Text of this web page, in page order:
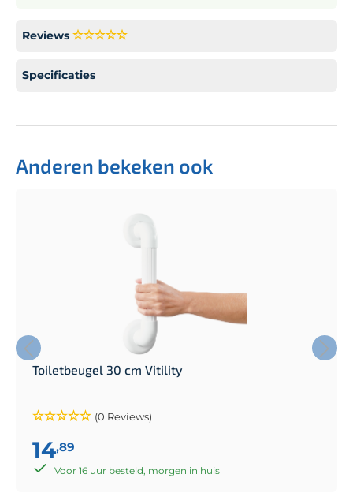
Reviews
Specificaties
Anderen bekeken ook
Toiletbeugel 30 cm Vitility
(0 Reviews)
14,89
Voor 16 uur besteld, morgen in huis